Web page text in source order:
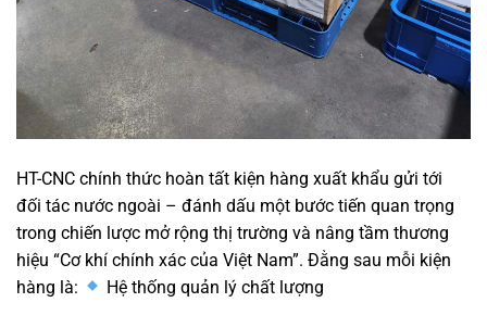
HT-CNC chính thức hoàn tất kiện hàng xuất khẩu gửi tới
đối tác nước ngoài – đánh dấu một bước tiến quan trọng
trong chiến lược mở rộng thị trường và nâng tầm thương
hiệu “Cơ khí chính xác của Việt Nam”. Đằng sau mỗi kiện
hàng là:
Hệ thống quản lý chất lượng